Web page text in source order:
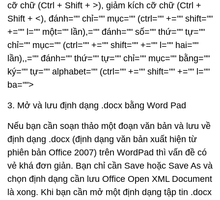
cỡ chữ (Ctrl + Shift + >), giảm kích cỡ chữ (Ctrl +
Shift + <), đánh="" chỉ="" mục="" (ctrl="" +="" shift=""
+="" l="" một="" lần),="" đánh="" số="" thứ="" tự=""
chỉ="" mục="" (ctrl="" +="" shift="" +="" l="" hai=""
lần),,="" đánh="" thứ="" tự="" chỉ="" mục="" bằng=""
ký="" tự="" alphabet="" (ctrl="" +="" shift="" +="" l=""
ba="">
3. Mở và lưu định dạng .docx bằng Word Pad
Nếu bạn cần soạn thảo một đoạn văn bản và lưu về
định dạng .docx (định dạng văn bản xuất hiện từ
phiên bản Office 2007) trên WordPad thì vấn đề có
vẻ khá đơn giản. Bạn chỉ cần Save hoặc Save As và
chọn định dạng cần lưu Office Open XML Document
là xong. Khi bạn cần mở một định dạng tập tin .docx